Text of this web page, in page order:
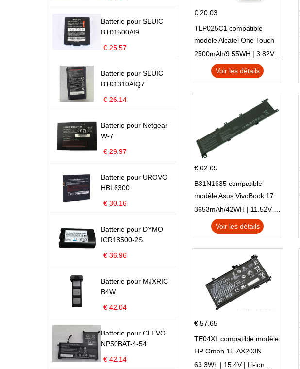
Batterie pour SEUIC
BT01500AI9
€ 25.57
Batterie pour SEUIC
BT01310AIQ7
€ 26.14
Batterie pour Netgear
W-7
€ 29.97
Batterie pour UROVO
HBL6300
€ 30.16
Batterie pour DYMO
ICR18500-2S
€ 36.96
Batterie pour MJXRIC
B4W
€ 42.04
Batterie pour CLEVO
NP50BAT-4-54
€ 42.14
€ 20.03
TLP025C1 compatible
modèle Alcatel One Touch
Pop 4 Plus OT-5056D
2500mAh/9.55WH | 3.82V | Li-ion ...
Voir les détails
€ 62.65
B31N1635 compatible
modèle Asus VivoBook 17
X705NC X705UA X705UV
X705UN X705UD
Voir les détails
€ 57.65
TE04XL compatible modèle
HP Omen 15-AX203N
Omen 15 Series Pavilion 15
63.3Wh | 15.4V | Li-ion ...